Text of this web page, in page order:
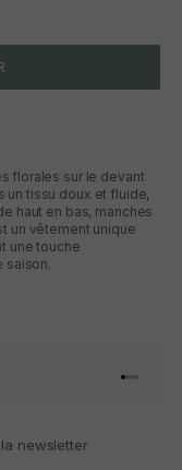
florales sur le devant
un tissu doux et fluide,
haut en bas, manches
un vêtement unique
une touche
saison.
Aller à
Aller à
Aller à
Aller
newsletter